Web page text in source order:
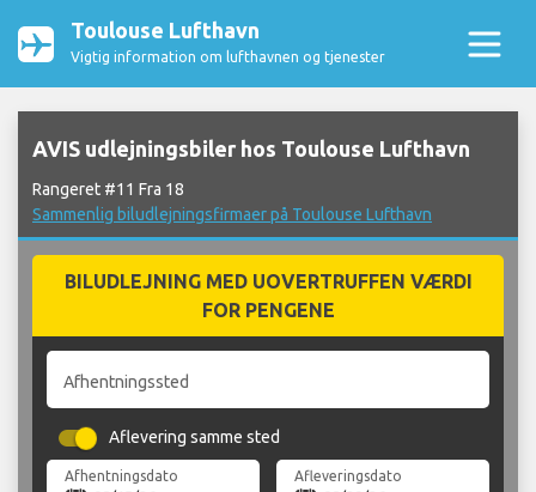
Toulouse Lufthavn
Vigtig information om lufthavnen og tjenester
AVIS udlejningsbiler hos Toulouse Lufthavn
Rangeret #11 Fra 18
Sammenlig biludlejningsfirmaer på Toulouse Lufthavn
BILUDLEJNING MED UOVERTRUFFEN VÆRDI
FOR PENGENE
Afhentningssted
Aflevering samme sted
Afhentningsdato Afleveringsdato